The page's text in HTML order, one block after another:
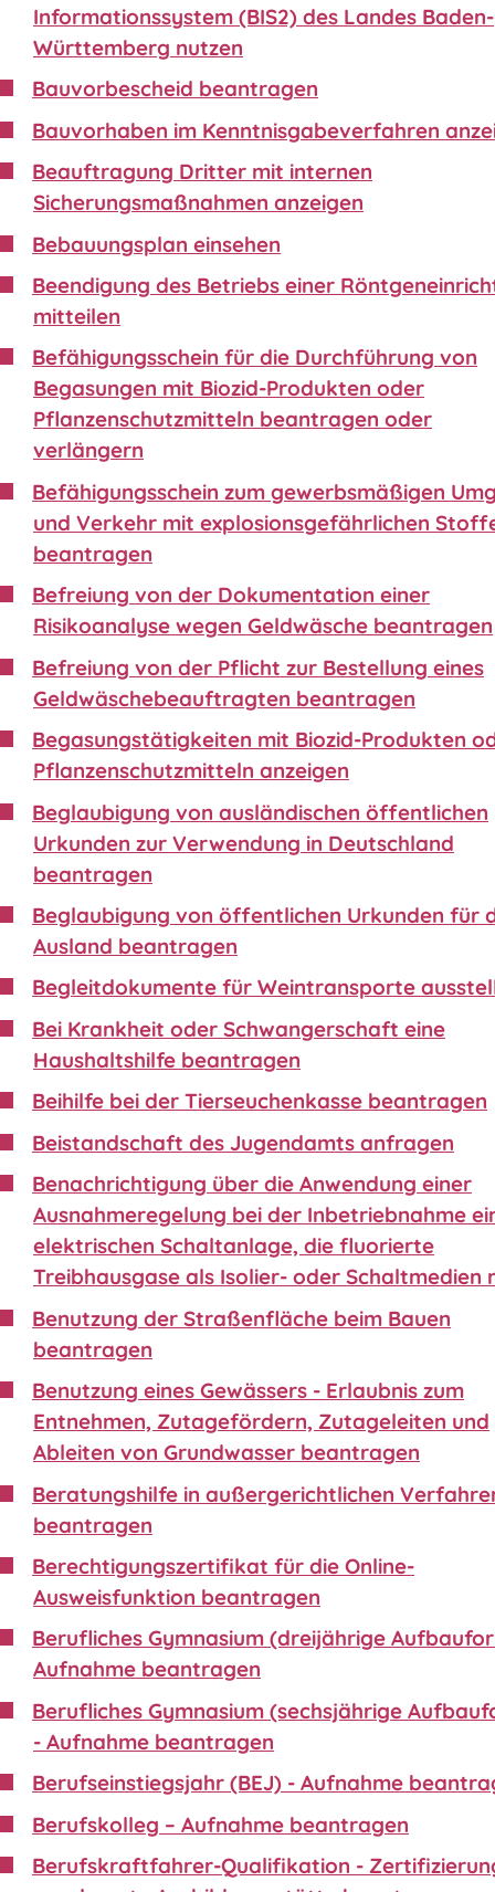
Informationssystem (BIS2) des Landes Baden-
Württemberg nutzen
Bauvorbescheid beantragen
Bauvorhaben im Kenntnisgabeverfahren
Beauftragung Dritter mit internen
Sicherungsmaßnahmen anzeigen
Bebauungsplan einsehen
Beendigung des Betriebs einer
mitteilen
Befähigungsschein für die Durchführung von
Begasungen mit Biozid-Produkten oder
Pflanzenschutzmitteln beantragen oder
verlängern
Befähigungsschein zum gewerbsmäßigen
und Verkehr mit explosionsgefährlichen
beantragen
Befreiung von der Dokumentation einer
Risikoanalyse wegen Geldwäsche beantragen
Befreiung von der Pflicht zur Bestellung eines
Geldwäschebeauftragten beantragen
Begasungstätigkeiten mit Biozid-Produkten
Pflanzenschutzmitteln anzeigen
Beglaubigung von ausländischen öffentlichen
Urkunden zur Verwendung in Deutschland
beantragen
Beglaubigung von öffentlichen Urkunden für
Ausland beantragen
Begleitdokumente für Weintransporte
Bei Krankheit oder Schwangerschaft eine
Haushaltshilfe beantragen
Beihilfe bei der Tierseuchenkasse beantragen
Beistandschaft des Jugendamts anfragen
Benachrichtigung über die Anwendung einer
Ausnahmeregelung bei der Inbetriebnahme
elektrischen Schaltanlage, die fluorierte
Treibhausgase als Isolier- oder Schaltmedien
Benutzung der Straßenfläche beim Bauen
beantragen
Benutzung eines Gewässers - Erlaubnis zum
Entnehmen, Zutagefördern, Zutageleiten und
Ableiten von Grundwasser beantragen
Beratungshilfe in außergerichtlichen
beantragen
Berechtigungszertifikat für die Online-
Ausweisfunktion beantragen
Berufliches Gymnasium (dreijährige
Aufnahme beantragen
Berufliches Gymnasium (sechsjährige
- Aufnahme beantragen
Berufseinstiegsjahr (BEJ) - Aufnahme
Berufskolleg – Aufnahme beantragen
Berufskraftfahrer-Qualifikation -